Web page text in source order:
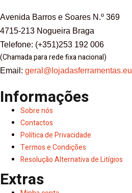
Avenida Barros e Soares N.º 369
4715-213 Nogueira Braga
Telefone: (+351)253 192 006
(Chamada para rede fixa nacional)
Email: geral@lojadasferramentas.eu
Informações
Sobre nós
Contactos
Política de Privacidade
Termos e Condições
Resolução Alternativa de Litígios
Extras